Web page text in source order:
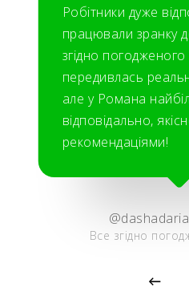
Робітники дуже
працювали зранку
згідно
передивлась
але у Романа
відповідально,
рекомендаціями!
Все згідно